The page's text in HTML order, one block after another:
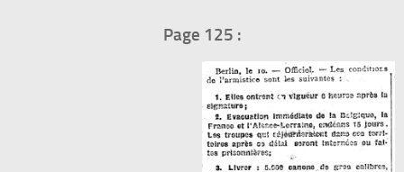
Page 125 :